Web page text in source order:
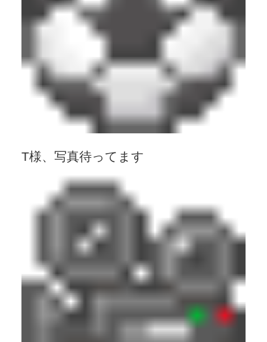
T様、写真待ってます